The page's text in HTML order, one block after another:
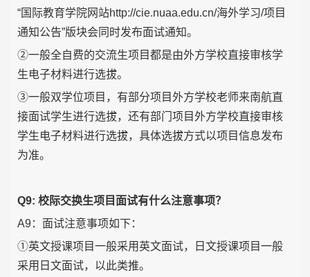
“国际教育学院网站http://cie.nuaa.edu.cn/海外学习/项目
通知公告”版块会同时发布面试通知。
②一般全自费的交流生项目都是由外方学校直接审核学
生电子材料进行选拔。
③一般双学位项目，有部分项目外方学校老师来南航直
接面试学生进行选拔，还有部门项目外方学校直接审核
学生电子材料进行选拔，具体选拔方式以项目信息发布
为准。
Q9: 校际交换生项目面试有什么注意事项？
A9：面试注意事项如下：
①英文授课项目一般采用英文面试，日文授课项目一般
采用日文面试，以此类推。